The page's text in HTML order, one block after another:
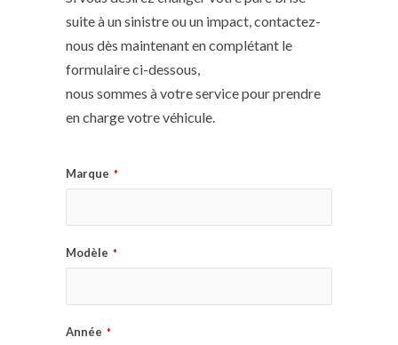
suite à un sinistre ou un impact, contactez-
nous dès maintenant en complétant le
formulaire ci-dessous,
nous sommes à votre service pour prendre
en charge votre véhicule.
Marque *
Modèle *
Année *